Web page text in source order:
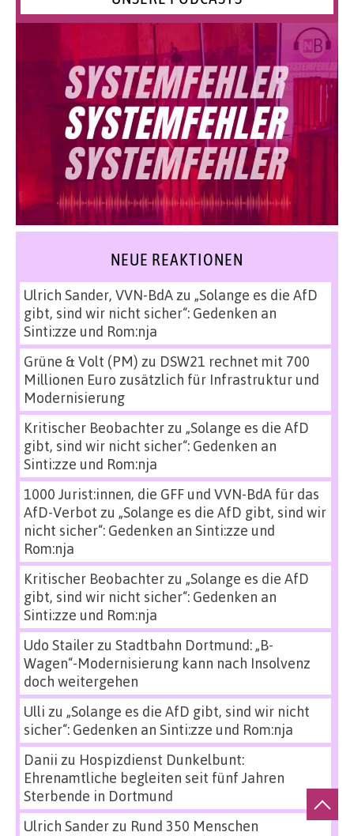
NEUE REAKTIONEN
Ulrich Sander, VVN-BdAzu „Solange es die AfD
gibt, sind wir nicht sicher“: Gedenken an
Sinti:zze und Rom:nja
Grüne & Volt (PM) zu DSW21 rechnet mit 700
Millionen Euro zusätzlich für Infrastruktur und
Modernisierung
Kritischer Beobachterzu „Solange es die AfD
gibt, sind wir nicht sicher“: Gedenken an
Sinti:zze und Rom:nja
1000 Jurist:innen, die GFF und VVN-BdA für das
AfD-Verbot zu „Solange es die AfD gibt, sind wir
nicht sicher“: Gedenken an Sinti:zze und
Rom:nja
Kritischer Beobachterzu „Solange es die AfD
gibt, sind wir nicht sicher“: Gedenken an
Sinti:zze und Rom:nja
Udo Stailerzu Stadtbahn Dortmund: „B-
Wagen“-Modernisierung kann nach Insolvenz
doch weitergehen
Ulli zu „Solange es die AfD gibt, sind wir nicht
sicher“: Gedenken an Sinti:zze und Rom:nja
Danii zu Hospizdienst Dunkelbunt:
Ehrenamtliche begleiten seit fünf Jahren
Sterbende in Dortmund
Ulrich Sanderzu Rund 350 Menschen